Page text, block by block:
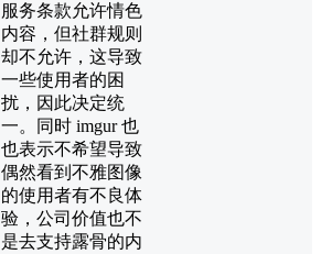
服务条款允许情色
内容，但社群规则
却不允许，这导致
一些使用者的困
扰，因此决定统
一。同时 imgur 也
也表示不希望导致
偶然看到不雅图像
的使用者有不良体
验，公司价值也不
是去支持露骨的内